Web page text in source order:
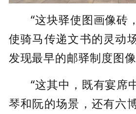
“这块驿使图画像砖
使骑马传递文书的灵动
发现最早的邮驿制度图
“这其中， 既有宴席
琴和阮的场景，还有六